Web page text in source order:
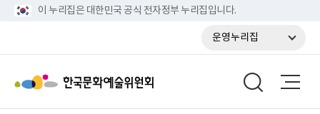
이 누리집은 대한민국 공식 전자정부 누리집입니다.
운영누리집